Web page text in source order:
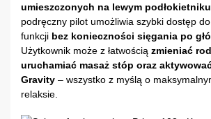
umieszczonych na lewym podłokietniku
podręczny pilot umożliwia szybki dostęp
funkcji bez konieczności sięgania po
Użytkownik może z łatwością zmieniać
uruchamiać masaż stóp oraz
Gravity – wszystko z myślą o
relaksie.